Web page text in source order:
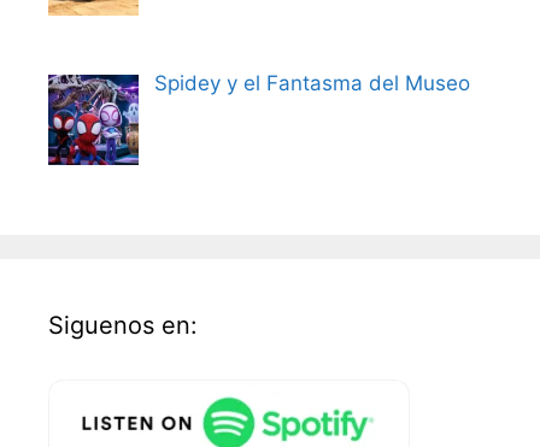
Spidey y el Fantasma del Museo
Siguenos en: